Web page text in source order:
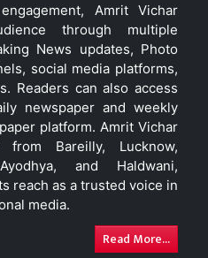
Amrit Vichar
through multiple
News updates, Photo
social media platforms,
Readers can also access
newspaper and weekly
platform. Amrit Vichar
Bareilly, Lucknow,
and Haldwani,
reach as a trusted voice in
media.
Read More...